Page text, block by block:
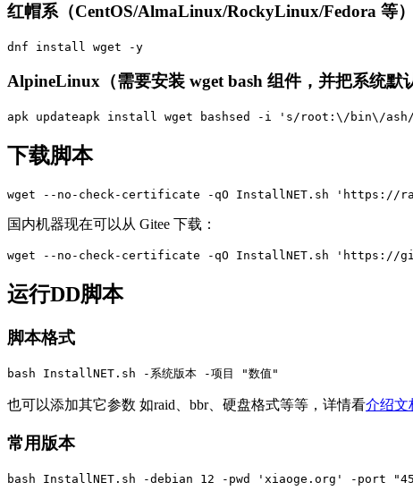
红帽系（CentOS/AlmaLinux/RockyLinux/Fedora 等）
dnf install wget -y
AlpineLinux（需要安装 wget bash 组件，并把系统默
apk updateapk install wget bashsed -i 's/root:\/bin\/
下载脚本
wget --no-check-certificate -qO InstallNET.sh 'https://
国内机器现在可以从 Gitee 下载：
wget --no-check-certificate -qO InstallNET.sh 'https://
运行DD脚本
脚本格式
bash InstallNET.sh -系统版本 -项目 "数值"
也可以添加其它参数 如raid、bbr、硬盘格式等等，详情看介绍文
常用版本
bash InstallNET.sh -debian 12 -pwd 'xiaoge.org' -port